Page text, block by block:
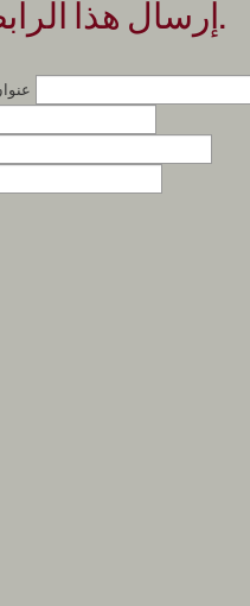
إرسال هذا الرابط إلى صديق.